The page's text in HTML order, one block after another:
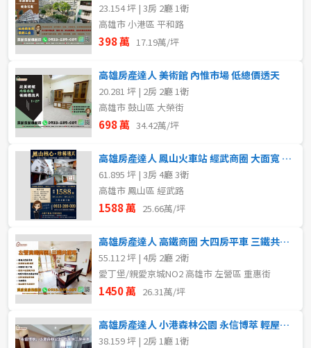
23.154 坪 | 3房 2廳 1衛
高雄市 小港區 平和路
398 萬 17.19萬/坪
高雄房產達人 美術館 內惟市場 低總價透天
20.281 坪 | 2房 2廳 1衛
高雄市 鼓山區 大榮街
698 萬 34.42萬/坪
高雄房產達人 鳳山火車站 經武商圈 大面寬 4樓透天
61.895 坪 | 3房 4廳 3衛
高雄市 鳳山區 經武路
1588 萬 25.66萬/坪
高雄房產達人 高鐵商圈 大四房平車 三鐵共構宅
55.112 坪 | 4房 2廳 2衛
愛丁堡/親愛京城NO2 高雄市 左營區 重惠街
1450 萬 26.31萬/坪
高雄房產達人 小港森林公園 永信博萃 輕屋齡 二房平車
38.159 坪 | 2房 1廳 1衛